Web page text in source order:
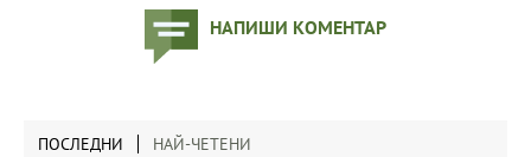
НАПИШИ КОМЕНТАР
ПОСЛЕДНИ НАЙ-ЧЕТЕНИ